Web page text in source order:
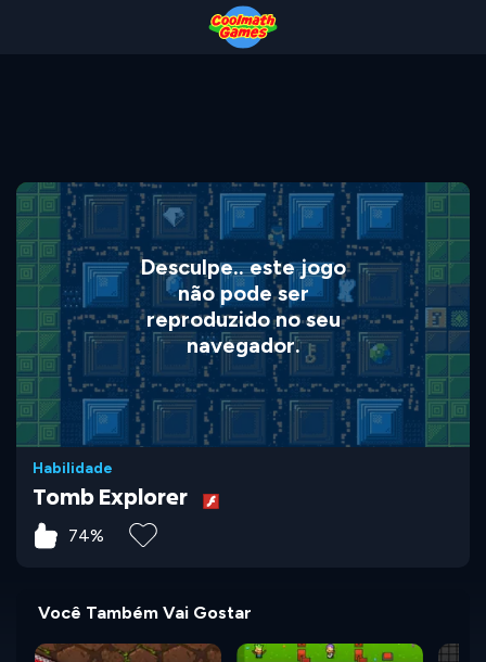
Desculpe.. este jogo
não pode ser
reproduzido no seu
navegador.
Habilidade
Tomb Explorer
74%
Você Também Vai Gostar